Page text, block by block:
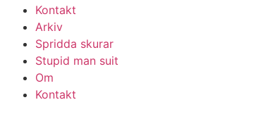
Kontakt
Arkiv
Spridda skurar
Stupid man suit
Om
Kontakt